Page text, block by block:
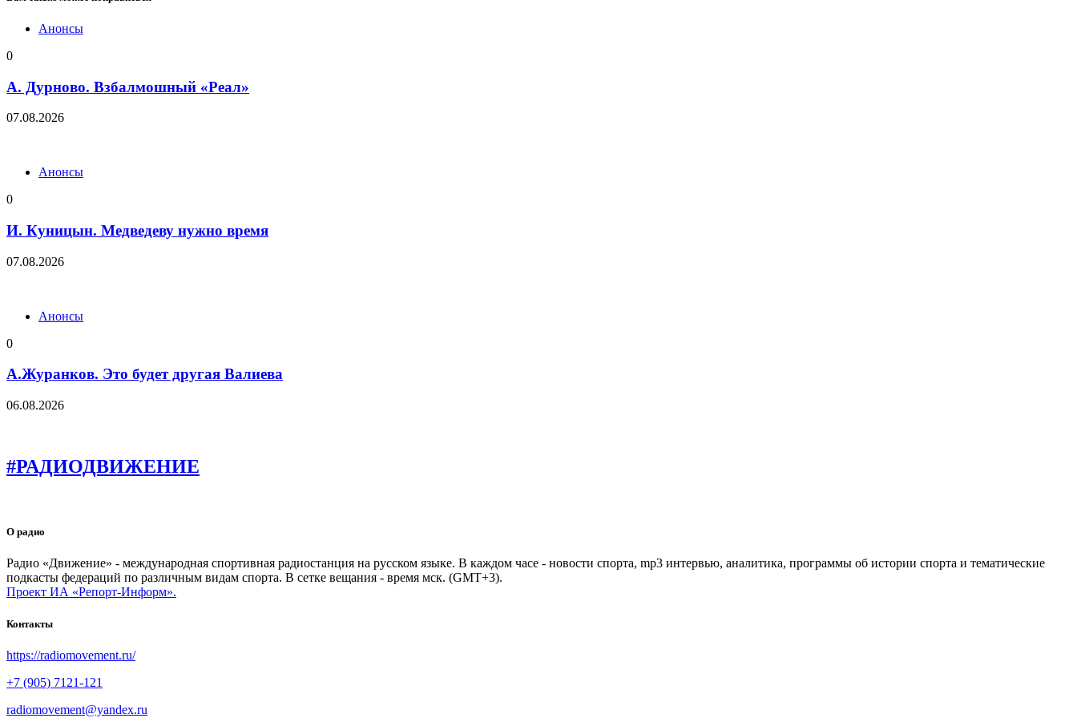
Анонсы
0
А. Дурново. Взбалмошный «Реал»
07.08.2026
Анонсы
0
И. Куницын. Медведеву нужно время
07.08.2026
Анонсы
0
А.Журанков. Это будет другая Валиева
06.08.2026
#РАДИОДВИЖЕНИЕ
О радио
Радио «Движение» - международная спортивная радиостанция на русском языке. В каждом часе - новости спорта, mp3 интервью, аналитика, программы об истории спорта и тематические
подкасты федераций по различным видам спорта. В сетке вещания - время мск. (GMT+3).
Проект ИА «Репорт-Информ».
Контакты
https://radiomovement.ru/
+7 (905) 7121-121
radiomovement@yandex.ru